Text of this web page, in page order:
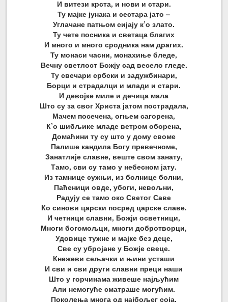
И витези крста, и нови и стари.
Ту мајке јунака и сестара јато –
Углачане патњом сијају к’о злато.
Ту чете посника и светаца благих
И много и много сродника нам драгих.
Ту монаси часни, монахиње бледе,
Вечну светлост Божју сад весело гледе.
Ту свечари србски и задужбинари,
Борци и страдалци и млади и стари.
И девојке миле и дечица мала
Што су за свог Христа јатом пострадала,
Мачем посечена, огњем сагорена,
К’о шибљике младе ветром оборена,
Домаћини ту су што у дому своме
Палише кандила Богу превечноме,
Занатлије славне, веште свом занату,
Тамо, сви су тамо у небесном јату.
Из тамнице сужњи, из болнице болни,
Паћеници овде, убоги, невољни,
Радују се тамо око Светог Саве
Ко синови царски посред царске славе.
И четници славни, Божји осветници,
Многи богомољци, многи добротворци,
Удовице тужне и мајке без деце,
Све су убројане у Божје свеце.
Кнежеви сељачки и њини усташи
И сви и сви други славни преци наши
Што у горчинама живеше најљућим
Али немогуће сматраше могућим.
Поколења многа од најбољег соја,